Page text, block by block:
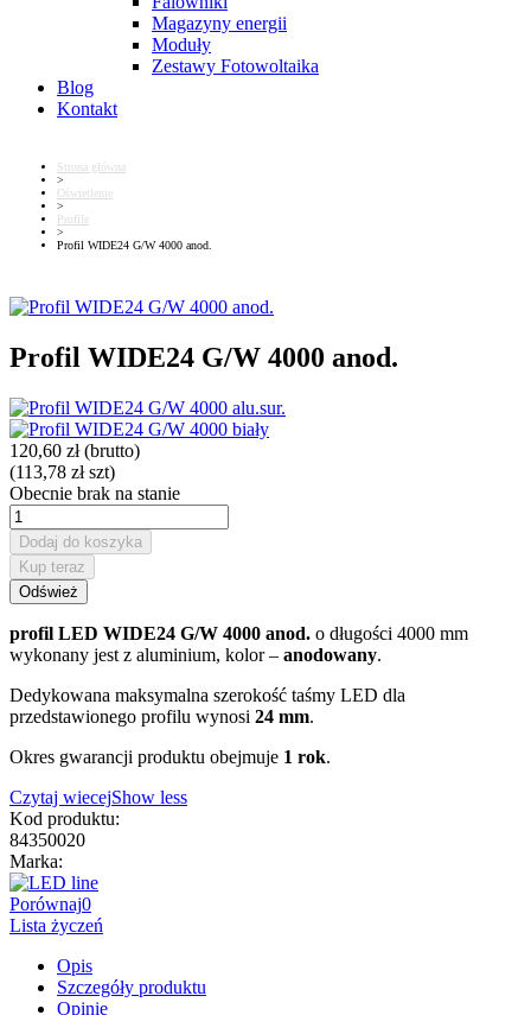
Magazyny energii
Moduły
Zestawy Fotowoltaika
Blog
Kontakt
Strona główna
>
Oświetlenie
>
Profile
>
Profil WIDE24 G/W 4000 anod.
Profil WIDE24 G/W 4000 anod.
120,60 zł (brutto)
(113,78 zł szt)
Obecnie brak na stanie
Dodaj do koszyka
Kup teraz
profil LED WIDE24 G/W 4000 anod. o długości 4000 mm
wykonany jest z aluminium, kolor – anodowany.
Dedykowana maksymalna szerokość taśmy LED dla
przedstawionego profilu wynosi 24 mm.
Okres gwarancji produktu obejmuje 1 rok.
Czytaj wiecejShow less
Kod produktu:
84350020
Marka:
Porównaj0
Lista życzeń
Opis
Szczegóły produktu
Opinie